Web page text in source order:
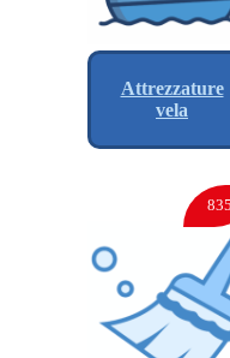
Attrezzature
vela
835